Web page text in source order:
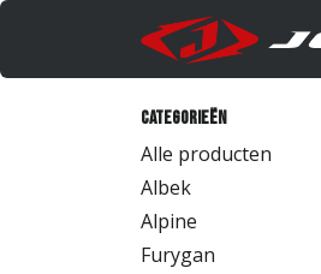
Overslaan naar inhoud
Categorieën
Alle producten
Albek
Alpine
Furygan